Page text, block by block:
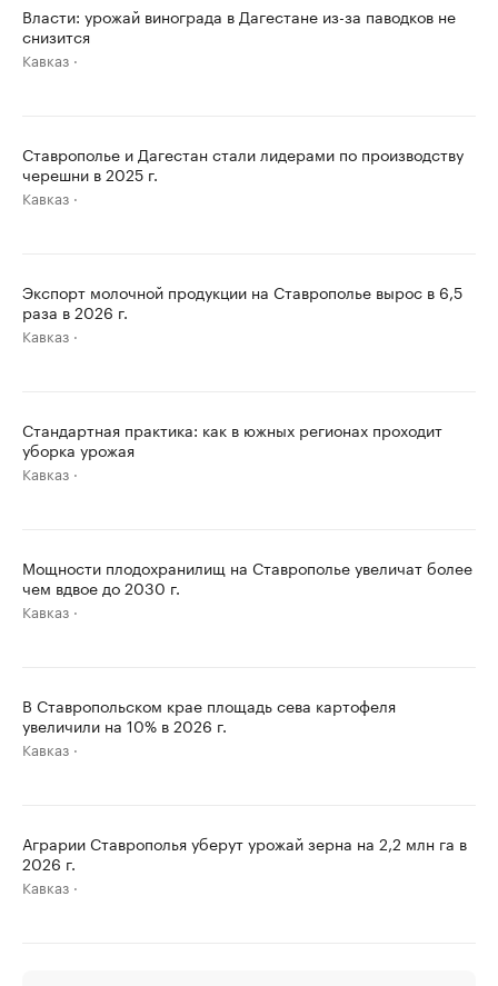
Власти: урожай винограда в Дагестане из-за паводков не
снизится
Кавказ
Ставрополье и Дагестан стали лидерами по производству
черешни в 2025 г.
Кавказ
Экспорт молочной продукции на Ставрополье вырос в 6,5
раза в 2026 г.
Кавказ
Стандартная практика: как в южных регионах проходит
уборка урожая
Кавказ
Мощности плодохранилищ на Ставрополье увеличат более
чем вдвое до 2030 г.
Кавказ
В Ставропольском крае площадь сева картофеля
увеличили на 10% в 2026 г.
Кавказ
Аграрии Ставрополья уберут урожай зерна на 2,2 млн га в
2026 г.
Кавказ